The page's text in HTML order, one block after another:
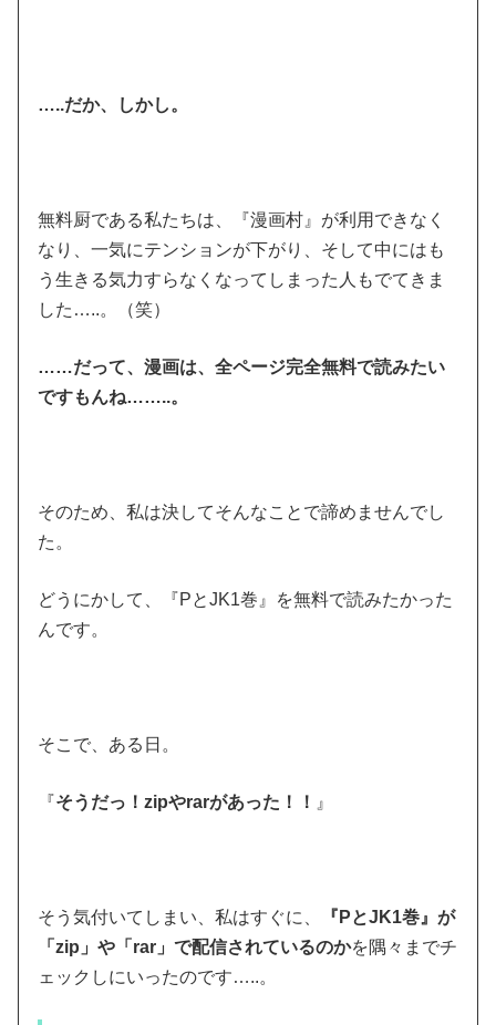
…..だか、しかし。
無料厨である私たちは、『漫画村』が利用できなく
なり、一気にテンションが下がり、そして中にはも
う生きる気力すらなくなってしまった人もでてきま
した…..。（笑）
……だって、漫画は、全ページ完全無料で読みたい
ですもんね……..。
そのため、私は決してそんなことで諦めませんでし
た。
どうにかして、『PとJK1巻』を無料で読みたかった
んです。
そこで、ある日。
『そうだっ！zipやrarがあった！！ 』
そう気付いてしまい、私はすぐに、
『PとJK1巻』が
「zip」や「rar」で配信されているのかを隅々までチ
ェックしにいったのです…..。